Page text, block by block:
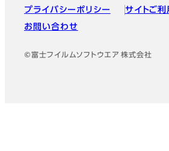
プライバシーポリシー
サイトご
お問い合わせ
©富士フイルムソフトウエア 株式会社